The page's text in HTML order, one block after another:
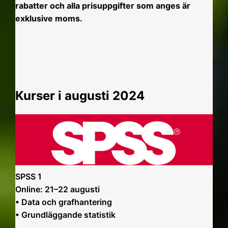
rabatter och alla prisuppgifter som anges är
exklusive moms.
Kurser i augusti 2024
SPSS 1
Online: 21–22 augusti
• Data och grafhantering
• Grundläggande statistik